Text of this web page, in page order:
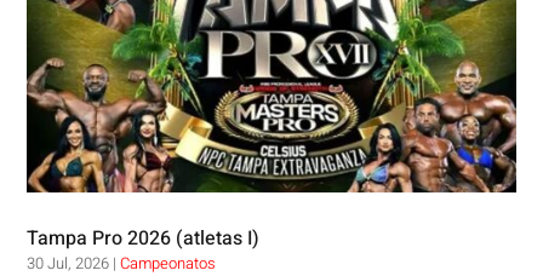
Tampa Pro 2026 (atletas I)
30 Jul, 2026 |Campeonatos